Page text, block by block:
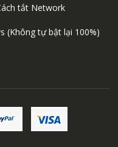
tắt Network
(Không tự bật lại 100%)